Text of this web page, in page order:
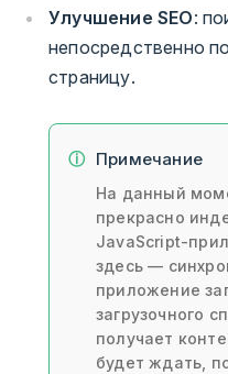
Улучшение SEO:
непосредственно
страницу.
Примечание
На данный
прекрасно
JavaScript-
здесь —
приложение
загрузочного
получает
будет ждать,